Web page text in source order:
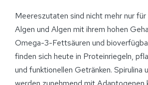
Meereszutaten sind nicht mehr nur
Algen und Algen mit ihrem hohen
Omega-3-Fettsäuren und
finden sich heute in Proteinriegeln,
und funktionellen Getränken. Spirulina